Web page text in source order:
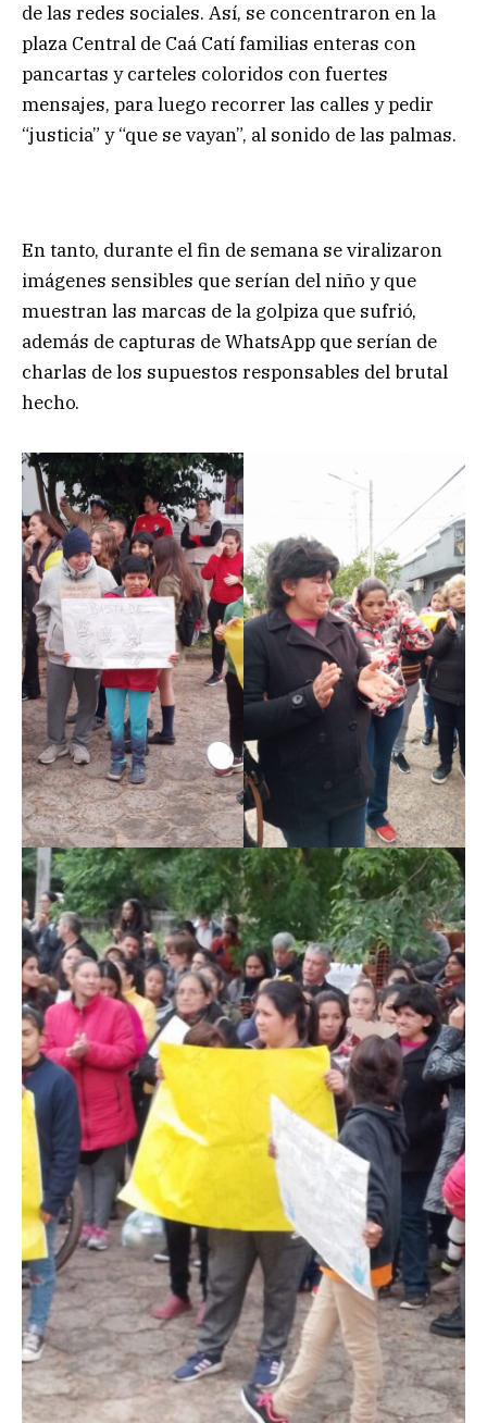
de las redes sociales. Así, se concentraron en la
plaza Central de Caá Catí familias enteras con
pancartas y carteles coloridos con fuertes
mensajes, para luego recorrer las calles y pedir
“justicia” y “que se vayan”, al sonido de las palmas.
En tanto, durante el fin de semana se viralizaron
imágenes sensibles que serían del niño y que
muestran las marcas de la golpiza que sufrió,
además de capturas de WhatsApp que serían de
charlas de los supuestos responsables del brutal
hecho.